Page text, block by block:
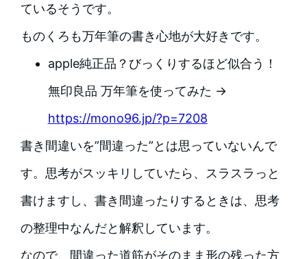
ているそうです。
ものくろも万年筆の書き心地が大好きです。
apple純正品？びっくりするほど似合う！
無印良品 万年筆を使ってみた →
https://mono96.jp/?p=7208
書き間違いを”間違った”とは思っていないんで
す。思考がスッキリしていたら、スラスラっと
書けますし、書き間違ったりするときは、思考
の整理中なんだと解釈しています。
なので、間違った道筋がそのまま形の残った方